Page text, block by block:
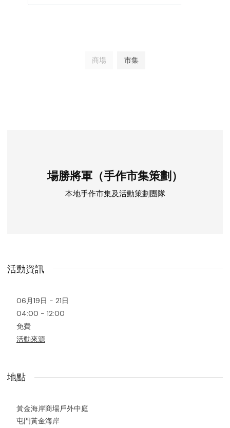
商場 市集
場勝將軍（手作市集策劃）
本地手作市集及活動策劃團隊
活動資訊
06月19日 - 21日
04:00 - 12:00
免費
活動來源
地點
黃金海岸商場戶外中庭
屯門黃金海岸